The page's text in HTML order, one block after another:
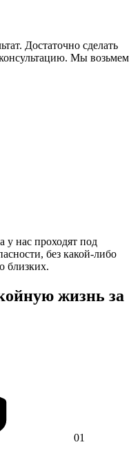
Достаточно сделать
Мы возьмем
у нас проходят под
без какой-либо
близких.
жизнь за
01